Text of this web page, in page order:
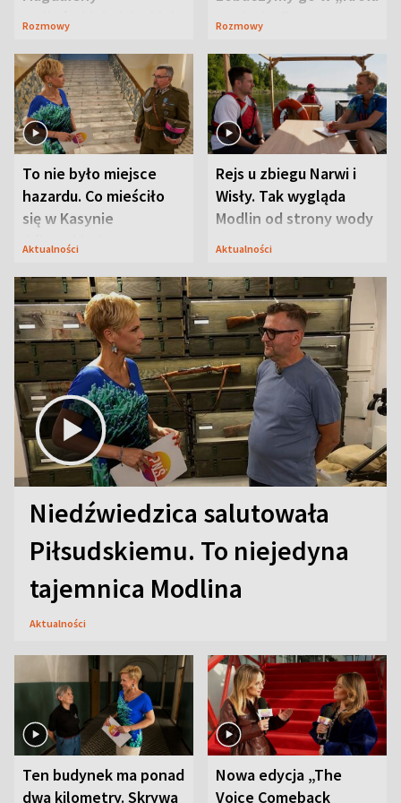
Waligórskiej-Lisieckiej.
Rozmowy
Maciusiu I”
Rozmowy
To nie było miejsce
hazardu. Co mieściło
się w Kasynie
Oficerskim?
Aktualności
Rejs u zbiegu Narwi i
Wisły. Tak wygląda
Modlin od strony wody
Aktualności
Niedźwiedzica salutowała
Piłsudskiemu. To niejedyna
tajemnica Modlina
Aktualności
Ten budynek ma ponad
dwa kilometry. Skrywa
Nowa edycja „The
Voice Comeback